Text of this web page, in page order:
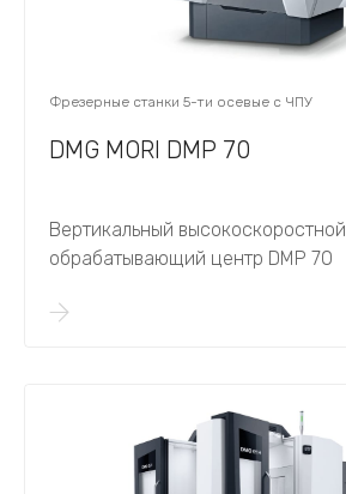
Фрезерные станки 5-ти осевые с ЧПУ
DMG MORI DMP 70
Вертикальный высокоскоростной
обрабатывающий центр DMP 70